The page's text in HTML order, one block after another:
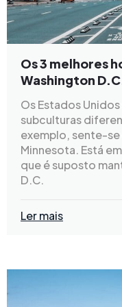
Os 3 melhores
Washington
Os Estados
subculturas
exemplo, sente-
Minnesota. Está
que é suposto
D.C.
Ler mais